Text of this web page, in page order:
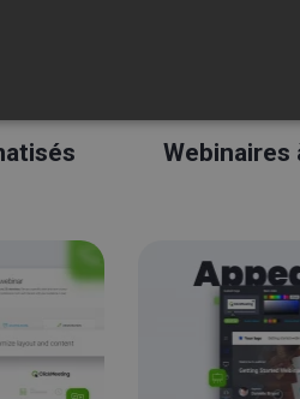
Webinaires